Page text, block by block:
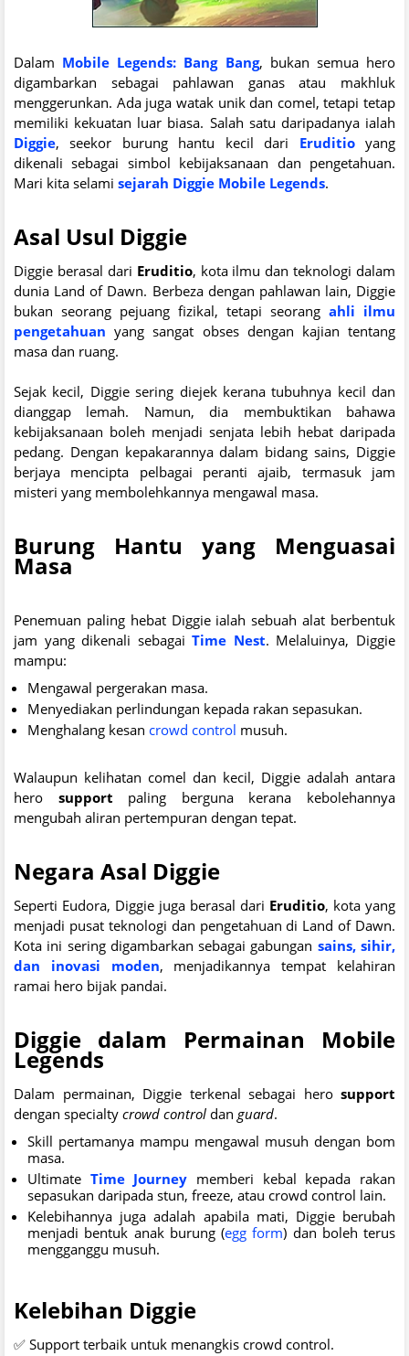
Dalam Mobile Legends: Bang Bang, bukan semua hero
digambarkan sebagai pahlawan ganas atau makhluk
menggerunkan. Ada juga watak unik dan comel, tetapi tetap
memiliki kekuatan luar biasa. Salah satu daripadanya ialah
Diggie, seekor burung hantu kecil dari Eruditioyang
dikenali sebagai simbol kebijaksanaan dan pengetahuan.
Mari kita selami sejarah Diggie Mobile Legends.
Asal Usul Diggie
Diggie berasal dari Eruditio, kota ilmu dan teknologi dalam
dunia Land of Dawn. Berbeza dengan pahlawan lain, Diggie
bukan seorang pejuang fizikal, tetapi seorang ahli ilmu
pengetahuan yang sangat obses dengan kajian tentang
masa dan ruang.
Sejak kecil, Diggie sering diejek kerana tubuhnya kecil dan
dianggap lemah. Namun, dia membuktikan bahawa
kebijaksanaan boleh menjadi senjata lebih hebat daripada
pedang. Dengan kepakarannya dalam bidang sains, Diggie
berjaya mencipta pelbagai peranti ajaib, termasuk jam
misteri yang membolehkannya mengawal masa.
Burung Hantu yang Menguasai
Masa
Penemuan paling hebat Diggie ialah sebuah alat berbentuk
jam yang dikenali sebagaiTime Nest. Melaluinya, Diggie
mampu:
Mengawal pergerakan masa.
Menyediakan perlindungan kepada rakan sepasukan.
Menghalang kesan crowd control musuh.
Walaupun kelihatan comel dan kecil, Diggie adalah antara
hero support paling berguna kerana kebolehannya
mengubah aliran pertempuran dengan tepat.
Negara Asal Diggie
Seperti Eudora, Diggie juga berasal dari Eruditio, kota yang
menjadi pusat teknologi dan pengetahuan di Land of Dawn.
Kota ini sering digambarkan sebagai gabungan sains, sihir,
dan inovasi moden, menjadikannya tempat kelahiran
ramai hero bijak pandai.
Diggie dalam Permainan Mobile
Legends
Dalam permainan, Diggie terkenal sebagai hero support
dengan specialty crowd control dan guard.
Skill pertamanya mampu mengawal musuh dengan bom
masa.
Ultimate Time Journey memberi kebal kepada rakan
sepasukan daripada stun, freeze, atau crowd control lain.
Kelebihannya juga adalah apabila mati, Diggie berubah
menjadi bentuk anak burung (egg form) dan boleh terus
mengganggu musuh.
Kelebihan Diggie
✅ Support terbaik untuk menangkis crowd control.